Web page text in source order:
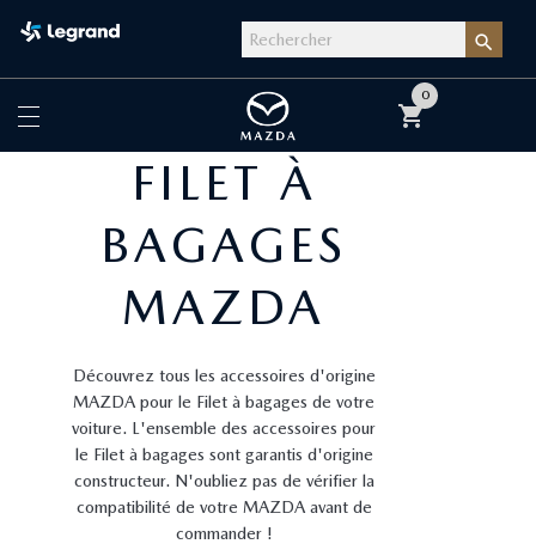

shopping_cart
0
FILET À
BAGAGES
MAZDA
Découvrez tous les accessoires d'origine
MAZDA pour le Filet à bagages de votre
voiture. L'ensemble des accessoires pour
le Filet à bagages sont garantis d'origine
constructeur. N'oubliez pas de vérifier la
compatibilité de votre MAZDA avant de
commander !